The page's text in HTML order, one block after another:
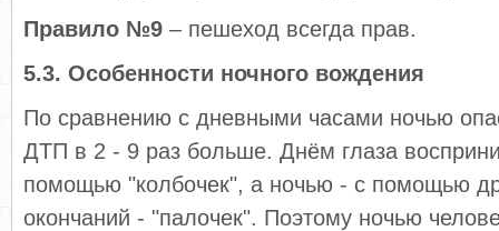
Правило №9 – пешеход всегда прав.
5.3. Особенности ночного вождения
По сравнению с дневными часами ночью
ДТП в 2 - 9 раз больше. Днём глаза
помощью "колбочек", а ночью - с помощью
окончаний - "палочек". Поэтому ночью